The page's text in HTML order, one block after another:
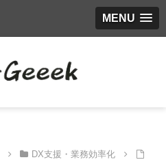
MENU
DX支援・業務効率化